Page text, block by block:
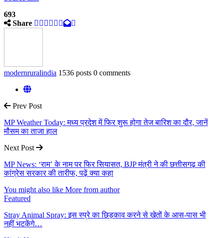
693
Share
modernruralindia 1536 posts 0 comments
Prev Post
MP Weather Today: मध्य प्रदेश में फिर शुरू होगा तेज बारिश का दौर, जानें
मौसम का ताजा हाल
Next Post
MP News: ‘राम’ के नाम पर फिर सियासत, BJP मंत्री ने की छत्तीसगढ़ की
कांग्रेस सरकार की तारीफ, पढ़ें क्या कहा
You might also like More from author
Featured
Stray Animal Spray: इस स्प्रे का छिड़काव करने से खेतों के आस-पास भी
नहीं भटकेंगे…